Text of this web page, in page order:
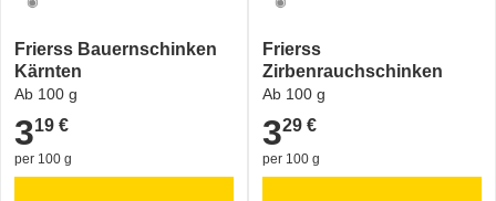
Frierss Bauernschinken
Kärnten
Ab 100 g
3,19 €
319 €
per 100 g
Frierss
Zirbenrauchschinken
Ab 100 g
3,29 €
329 €
per 100 g